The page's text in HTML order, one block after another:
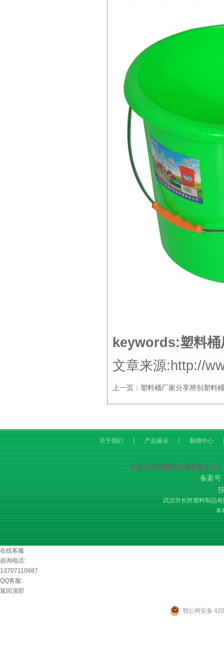
keywords:塑料桶
文章来源:http://
上一页： 塑料桶厂家分享辨别塑料
关于我们 产品展示 新闻中心
武汉市长胜塑料制品有限责任公司
备案号
武汉市长胜塑料制品
本
在线客服
咨询电话:
13707110687
QQ客服:
返回顶部
鄂公网安备